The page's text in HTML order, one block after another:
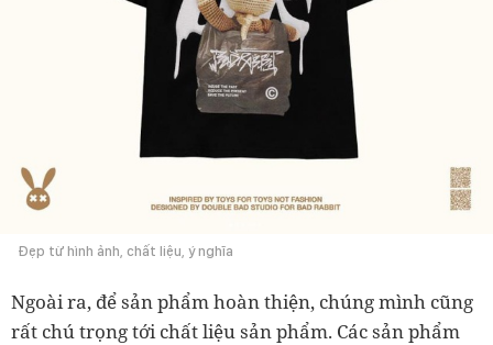
Đẹp từ hình ảnh, chất liệu, ý nghĩa
Ngoài ra, để sản phẩm hoàn thiện, chúng mình cũng
rất chú trọng tới chất liệu sản phẩm. Các sản phẩm